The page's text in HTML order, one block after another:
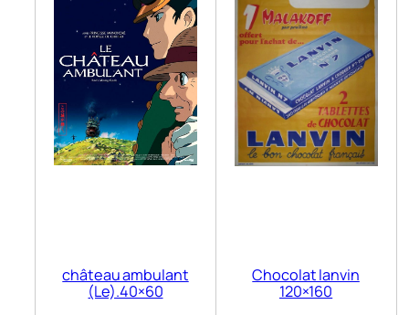
château ambulant
(Le).40×60
Chocolat lanvin
120×160